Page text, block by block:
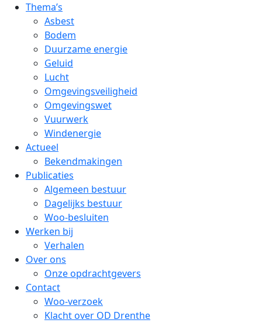
Thema’s
Asbest
Bodem
Duurzame energie
Geluid
Lucht
Omgevingsveiligheid
Omgevingswet
Vuurwerk
Windenergie
Actueel
Bekendmakingen
Publicaties
Algemeen bestuur
Dagelijks bestuur
Woo-besluiten
Werken bij
Verhalen
Over ons
Onze opdrachtgevers
Contact
Woo-verzoek
Klacht over OD Drenthe